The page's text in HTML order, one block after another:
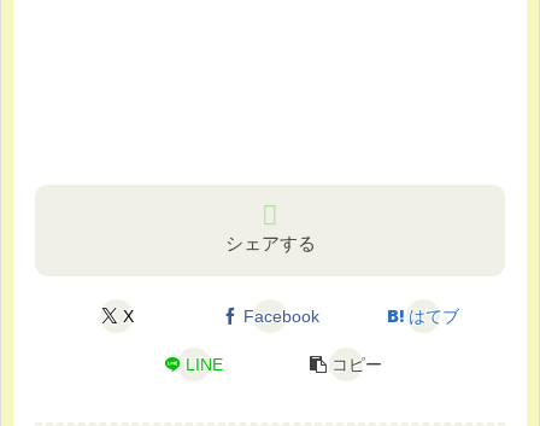
シェアする
X Facebook はてブ
LINE コピー